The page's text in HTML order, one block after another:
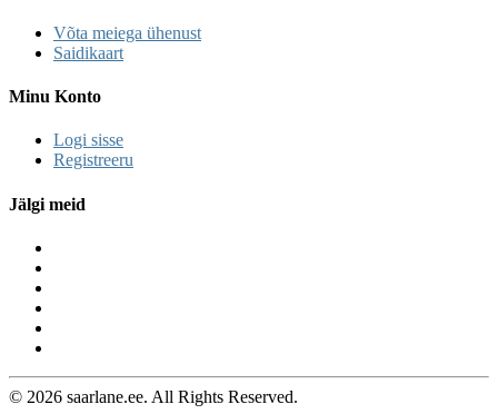
Võta meiega ühenust
Saidikaart
Minu Konto
Logi sisse
Registreeru
Jälgi meid
© 2026 saarlane.ee. All Rights Reserved.